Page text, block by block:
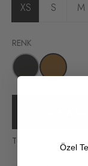
XS S M
RENK
Tüm siparişlerinizde
Özel